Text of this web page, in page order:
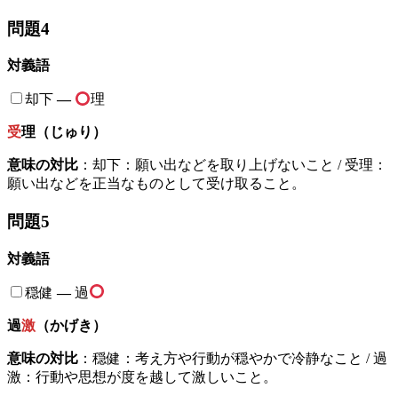
問題4
対義語
却下 — 理
受理（じゅり）
意味の対比 ：却下：願い出などを取り上げないこと / 受理：
願い出などを正当なものとして受け取ること。
問題5
対義語
穏健 —過
過激 （かげき）
意味の対比 ：穏健：考え方や行動が穏やかで冷静なこと / 過
激：行動や思想が度を越して激しいこと。